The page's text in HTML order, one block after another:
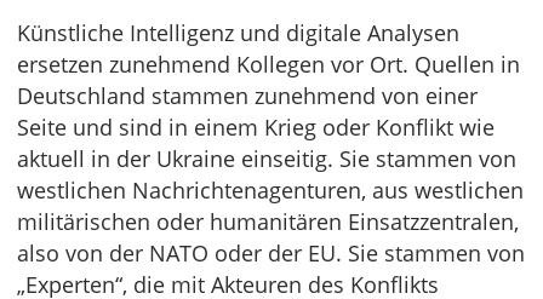
Künstliche Intelligenz und digitale Analysen
ersetzen zunehmend Kollegen vor Ort. Quellen in
Deutschland stammen zunehmend von einer
Seite und sind in einem Krieg oder Konflikt wie
aktuell in der Ukraine einseitig. Sie stammen von
westlichen Nachrichtenagenturen, aus westlichen
militärischen oder humanitären Einsatzzentralen,
also von der NATO oder der EU. Sie stammen von
„Experten“, die mit Akteuren des Konflikts